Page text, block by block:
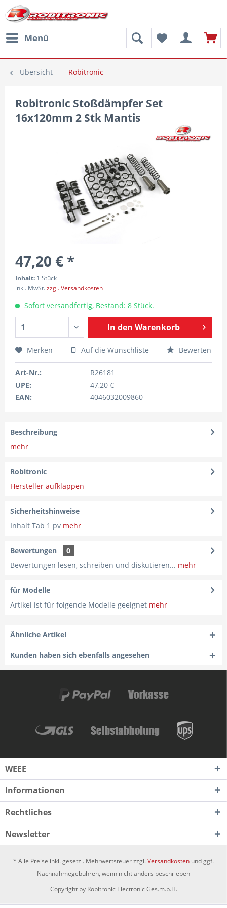
Menü
Übersicht Robitronic
Robitronic Stoßdämpfer Set
16x120mm 2 Stk Mantis
47,20 € *
Inhalt: 1 Stück
inkl. MwSt.zzgl. Versandkosten
Sofort versandfertig, Bestand: 8 Stück.
In den Warenkorb
Merken Auf die Wunschliste Bewerten
Art-Nr.:
R26181
UPE:
47,20 €
EAN:
4046032009860
Beschreibung
mehr
Robitronic
Hersteller aufklappen
Sicherheitshinweise
Inhalt Tab 1 pv mehr
Bewertungen
0
Bewertungen lesen, schreiben und diskutieren... mehr
für Modelle
Artikel ist für folgende Modelle geeignet mehr
Ähnliche Artikel
Kunden haben sich ebenfalls angesehen
WEEE
Informationen
Rechtliches
Newsletter
* Alle Preise inkl. gesetzl. Mehrwertsteuer zzgl.Versandkosten und ggf.
Nachnahmegebühren, wenn nicht anders beschrieben
Copyright by Robitronic Electronic Ges.m.b.H.